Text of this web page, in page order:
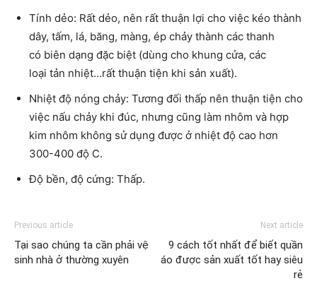
Tính dẻo: Rất dẻo, nên rất thuận lợi cho việc kéo thành
dây, tấm, lá, băng, màng, ép chảy thành các thanh
có biên dạng đặc biệt (dùng cho khung cửa, các
loại tản nhiệt…rất thuận tiện khi sản xuất).
Nhiệt độ nóng chảy: Tương đối thấp nên thuận tiện cho
việc nấu chảy khi đúc, nhưng cũng làm nhôm và hợp
kim nhôm không sử dụng được ở nhiệt độ cao hơn
300-400 độ C.
Độ bền, độ cứng: Thấp.
Previous article
Tại sao chúng ta cần phải vệ
sinh nhà ở thường xuyên
Next article
9 cách tốt nhất để biết quần
áo được sản xuất tốt hay siêu
rẻ